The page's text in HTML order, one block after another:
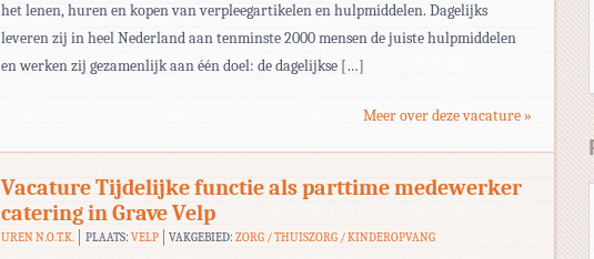
het lenen, huren en kopen van verpleegartikelen en hulpmiddelen. Dagelijks
leveren zij in heel Nederland aan tenminste 2000 mensen de juiste hulpmiddelen
en werken zij gezamenlijk aan één doel: de dagelijkse […]
Meer over deze vacature »
Vacature Tijdelijke functie als parttime medewerker
catering in Grave Velp
UREN N.O.T.K. PLAATS: VELP VAKGEBIED:ZORG / THUISZORG / KINDEROPVANG